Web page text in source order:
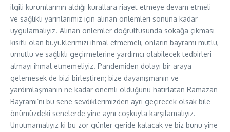
ilgili kurumlarının aldığı kurallara riayet etmeye devam etmeli
ve sağlıklı yarınlarımız için alınan önlemleri sonuna kadar
uygulamalıyız. Alınan önlemler doğrultusunda sokağa çıkması
kısıtlı olan büyüklerimizi ihmal etmemeli, onların bayramı mutlu,
umutlu ve sağlıklı geçirmelerine yardımcı olabilecek tedbirleri
almayı ihmal etmemeliyiz. Pandemiden dolayı bir araya
gelemesek de bizi birleştiren; bize dayanışmanın ve
yardımlaşmanın ne kadar önemli olduğunu hatırlatan Ramazan
Bayramı’nı bu sene sevdiklerimizden ayrı geçirecek olsak bile
önümüzdeki senelerde yine aynı coşkuyla karşılamalıyız.
Unutmamalıyız ki bu zor günler geride kalacak ve biz bunu yine